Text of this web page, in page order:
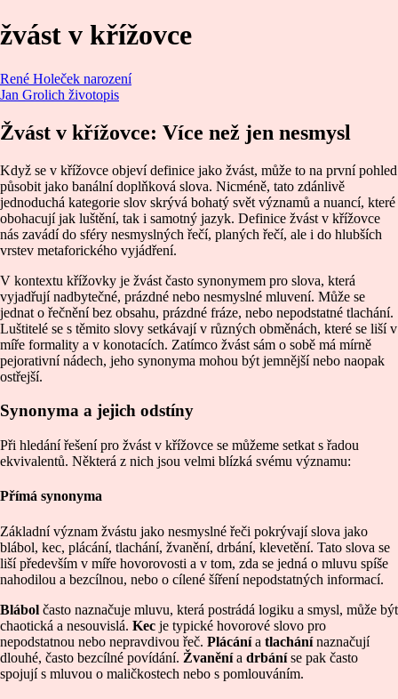
žvást v křížovce
René Holeček narození
Jan Grolich životopis
Žvást v křížovce: Více než jen nesmysl
Když se v křížovce objeví definice jako žvást, může to na první pohled
působit jako banální doplňková slova. Nicméně, tato zdánlivě
jednoduchá kategorie slov skrývá bohatý svět významů a nuancí, které
obohacují jak luštění, tak i samotný jazyk. Definice žvást v křížovce
nás zavádí do sféry nesmyslných řečí, planých řečí, ale i do hlubších
vrstev metaforického vyjádření.
V kontextu křížovky je žvást často synonymem pro slova, která
vyjadřují nadbytečné, prázdné nebo nesmyslné mluvení. Může se
jednat o řečnění bez obsahu, prázdné fráze, nebo nepodstatné tlachání.
Luštitelé se s těmito slovy setkávají v různých obměnách, které se liší v
míře formality a v konotacích. Zatímco žvást sám o sobě má mírně
pejorativní nádech, jeho synonyma mohou být jemnější nebo naopak
ostřejší.
Synonyma a jejich odstíny
Při hledání řešení pro žvást v křížovce se můžeme setkat s řadou
ekvivalentů. Některá z nich jsou velmi blízká svému významu:
Přímá synonyma
Základní význam žvástu jako nesmyslné řeči pokrývají slova jako
blábol, kec, plácání, tlachání, žvanění, drbání, klevetění. Tato slova se
liší především v míře hovorovosti a v tom, zda se jedná o mluvu spíše
nahodilou a bezcílnou, nebo o cílené šíření nepodstatných informací.
Blábol často naznačuje mluvu, která postrádá logiku a smysl, může být
chaotická a nesouvislá. Kec je typické hovorové slovo pro
nepodstatnou nebo nepravdivou řeč. Plácánía tlachánínaznačují
dlouhé, často bezcílné povídání. Žvaněnía drbáníse pak často
spojují s mluvou o maličkostech nebo s pomlouváním.